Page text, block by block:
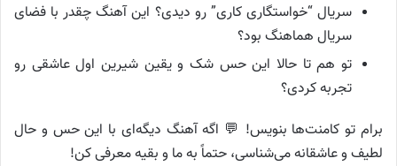
سریال “خواستگاری کاری” رو دیدی؟ این آهنگ چقدر با فضای
سریال هماهنگ بود؟
تو هم تا حالا این حس شک و یقین شیرین اول عاشقی رو
تجربه کردی؟
برام تو کامنت‌ها بنویس! 💬 اگه آهنگ دیگه‌ای با این حس و حال
لطیف و عاشقانه می‌شناسی، حتماً به ما و بقیه معرفی کن!